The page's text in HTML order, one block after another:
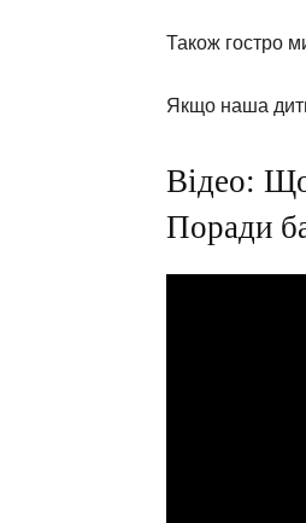
Також гостро
Якщо наша
Відео:
Поради